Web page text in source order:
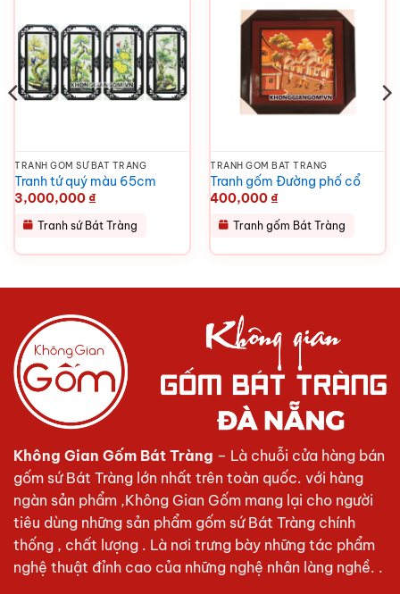
TRANH GỐM SỨ BÁT TRÀNG
Tranh tứ quý màu 65cm
3,000,000₫
Tranh sứ Bát Tràng
TRANH GỐM BÁT TRÀNG
Tranh gốm Đường phố cổ
400,000₫
Tranh gốm Bát Tràng
Không Gian Gốm Bát Tràng – Là chuỗi cửa hàng bán
gốm sứ Bát Tràng lớn nhất trên toàn quốc. với hàng
ngàn sản phẩm ,Không Gian Gốm mang lại cho người
tiêu dùng những sản phẩm gốm sứ Bát Tràng chính
thống , chất lượng . Là nơi trưng bày những tác phẩm
nghệ thuật đỉnh cao của những nghệ nhân làng nghề. .